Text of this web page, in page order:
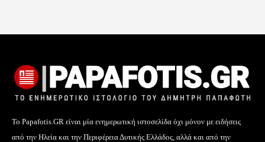
Το Papafotis.GR είναι μία ενημερωτική ιστοσελίδα όχι μόνον με ειδήσεις
από την Ηλεία και την Περιφέρεια Δυτικής Ελλάδος, αλλά και από την